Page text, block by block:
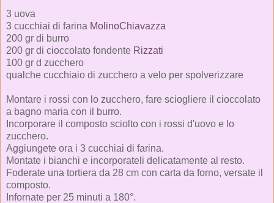
3 uova
3 cucchiai di farina MolinoChiavazza
200 gr di burro
200 gr di cioccolato fondente Rizzati
100 gr d zucchero
qualche cucchiaio di zucchero a velo per spolverizzare
Montare i rossi con lo zucchero, fare sciogliere il cioccolato
a bagno maria con il burro.
Incorporare il composto sciolto con i rossi d'uovo e lo
zucchero.
Aggiungete ora i 3 cucchiai di farina.
Montate i bianchi e incorporateli delicatamente al resto.
Foderate una tortiera da 28 cm con carta da forno, versate il
composto.
Infornate per 25 minuti a 180°.